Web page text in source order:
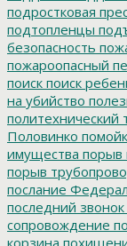
подростковая
подтопленцы
безопасность
пожароопасный
поиск поиск
на убийство
политехнический
Половинко
имущества порыв
порыв
послание
последний звонок
сопровождение
корзина